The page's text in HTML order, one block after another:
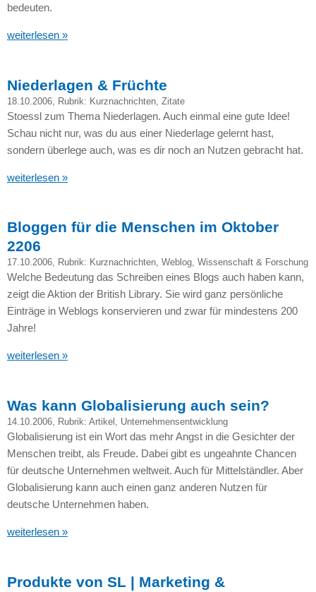
bedeuten.
weiterlesen »
Niederlagen & Früchte
18.10.2006, Rubrik: Kurznachrichten, Zitate
Stoessl zum Thema Niederlagen. Auch einmal eine gute Idee!
Schau nicht nur, was du aus einer Niederlage gelernt hast,
sondern überlege auch, was es dir noch an Nutzen gebracht hat.
weiterlesen »
Bloggen für die Menschen im Oktober
2206
17.10.2006, Rubrik: Kurznachrichten, Weblog, Wissenschaft & Forschung
Welche Bedeutung das Schreiben eines Blogs auch haben kann,
zeigt die Aktion der British Library. Sie wird ganz persönliche
Einträge in Weblogs konservieren und zwar für mindestens 200
Jahre!
weiterlesen »
Was kann Globalisierung auch sein?
14.10.2006, Rubrik: Artikel , Unternehmensentwicklung
Globalisierung ist ein Wort das mehr Angst in die Gesichter der
Menschen treibt, als Freude. Dabei gibt es ungeahnte Chancen
für deutsche Unternehmen weltweit. Auch für Mittelständler. Aber
Globalisierung kann auch einen ganz anderen Nutzen für
deutsche Unternehmen haben.
weiterlesen »
Produkte von SL | Marketing &